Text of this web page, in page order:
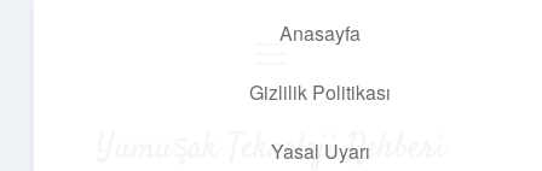
Anasayfa
Gizlilik Politikası
Yasal Uyarı
Yumuşak Teknoloji Rehberi